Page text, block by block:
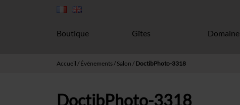
Boutique Gîtes Domaine
Accueil / Événements/ Salon / DoctibPhoto-3318
DoctibPhoto-3318